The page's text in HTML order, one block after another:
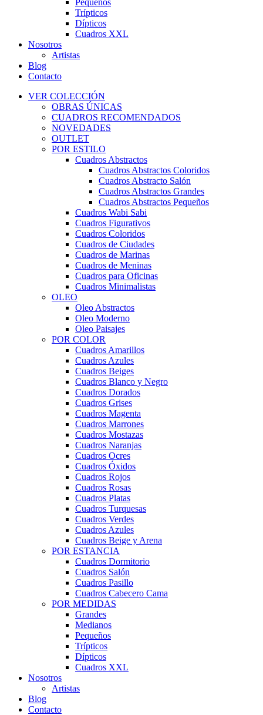
Pequeños
Trípticos
Dípticos
Cuadros XXL
Nosotros
Artistas
Blog
Contacto
VER COLECCIÓN
OBRAS ÚNICAS
CUADROS RECOMENDADOS
NOVEDADES
OUTLET
POR ESTILO
Cuadros Abstractos
Cuadros Abstractos Coloridos
Cuadros Abstracto Salón
Cuadros Abstractos Grandes
Cuadros Abstractos Pequeños
Cuadros Wabi Sabi
Cuadros Figurativos
Cuadros Coloridos
Cuadros de Ciudades
Cuadros de Marinas
Cuadros de Meninas
Cuadros para Oficinas
Cuadros Minimalistas
OLEO
Oleo Abstractos
Oleo Moderno
Oleo Paisajes
POR COLOR
Cuadros Amarillos
Cuadros Azules
Cuadros Beiges
Cuadros Blanco y Negro
Cuadros Dorados
Cuadros Grises
Cuadros Magenta
Cuadros Marrones
Cuadros Mostazas
Cuadros Naranjas
Cuadros Ocres
Cuadros Óxidos
Cuadros Rojos
Cuadros Rosas
Cuadros Platas
Cuadros Turquesas
Cuadros Verdes
Cuadros Azules
Cuadros Beige y Arena
POR ESTANCIA
Cuadros Dormitorio
Cuadros Salón
Cuadros Pasillo
Cuadros Cabecero Cama
POR MEDIDAS
Grandes
Medianos
Pequeños
Trípticos
Dípticos
Cuadros XXL
Nosotros
Artistas
Blog
Contacto